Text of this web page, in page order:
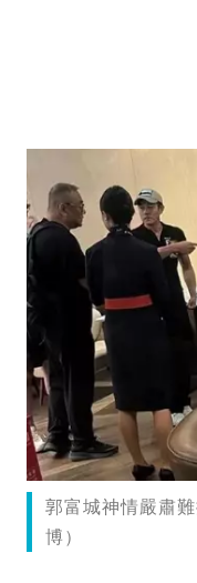
郭富城神情嚴肅
博）